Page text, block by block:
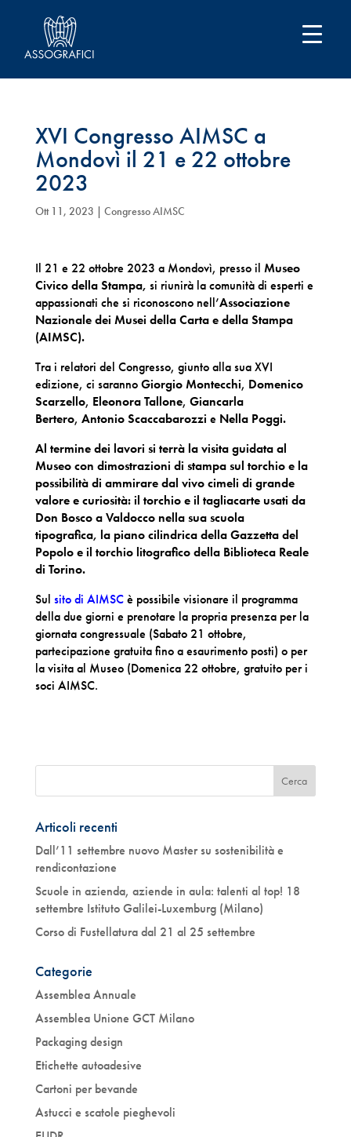
XVI Congresso AIMSC a
Mondovì il 21 e 22 ottobre
2023
Ott 11, 2023 | Congresso AIMSC
Il 21 e 22 ottobre 2023 a Mondovì, presso il Museo
Civico della Stampa, si riunirà la comunità di esperti e
appassionati che si riconoscono nell’Associazione
Nazionale dei Musei della Carta e della Stampa
(AIMSC).
Tra i relatori del Congresso, giunto alla sua XVI
edizione, ci sarannoGiorgio Montecchi, Domenico
Scarzello, Eleonora Tallone, Giancarla
Bertero, Antonio Scaccabarozzi e Nella Poggi.
Al termine dei lavori si terrà la visita guidata al
Museo con dimostrazioni di stampa sul torchio e la
possibilità di ammirare dal vivo cimeli di grande
valore e curiosità: il torchio e il tagliacarte usati da
Don Bosco a Valdocco nella sua scuola
tipografica, la piano cilindrica della Gazzetta del
Popolo e il torchio litografico della Biblioteca Reale
di Torino.
Sul sito di AIMSCè possibile visionare il programma
della due giorni e prenotare la propria presenza per la
giornata congressuale (Sabato 21 ottobre,
partecipazione gratuita fino a esaurimento posti) o per
la visita al Museo (Domenica 22 ottobre, gratuito per i
soci AIMSC.
Articoli recenti
Dall’11 settembre nuovo Master su sostenibilità e
rendicontazione
Scuole in azienda, aziende in aula: talenti al top! 18
settembre Istituto Galilei-Luxemburg (Milano)
Corso di Fustellatura dal 21 al 25 settembre
Categorie
Assemblea Annuale
Assemblea Unione GCT Milano
Packaging design
Etichette autoadesive
Cartoni per bevande
Astucci e scatole pieghevoli